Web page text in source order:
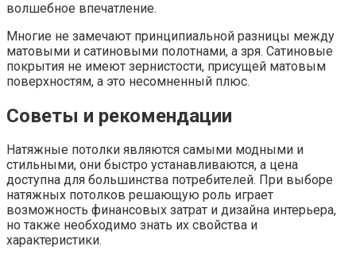
волшебное впечатление.
Многие не замечают принципиальной разницы между
матовыми и сатиновыми полотнами, а зря. Сатиновые
покрытия не имеют зернистости, присущей матовым
поверхностям, а это несомненный плюс.
Советы и рекомендации
Натяжные потолки являются самыми модными и
стильными, они быстро устанавливаются, а цена
доступна для большинства потребителей. При выборе
натяжных потолков решающую роль играет
возможность финансовых затрат и дизайна интерьера,
но также необходимо знать их свойства и
характеристики.